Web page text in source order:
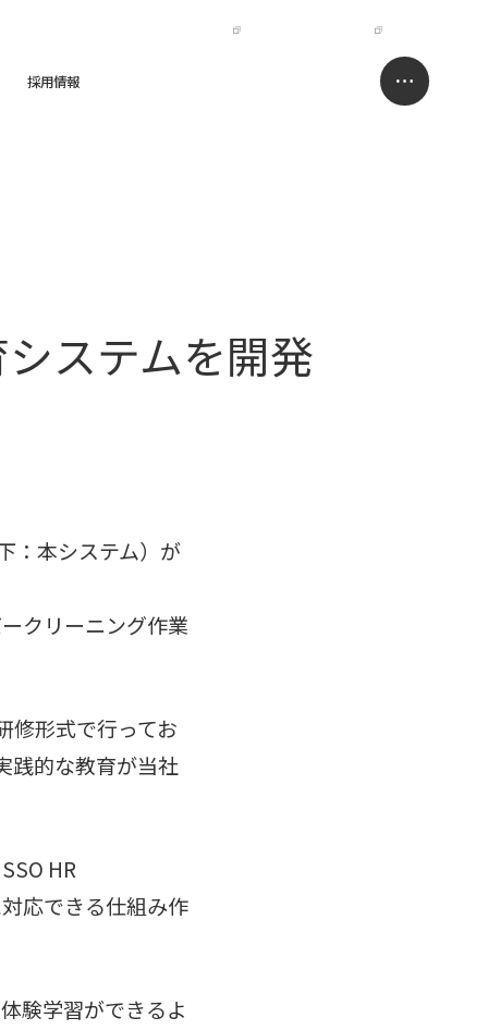
採用情報
ステムを開発
：本システム）が
クリーニング作業
修形式で行ってお
践的な教育が当社
HR
応できる仕組み作
験学習ができるよ